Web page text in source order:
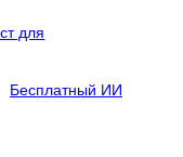
Бесплатный ИИ